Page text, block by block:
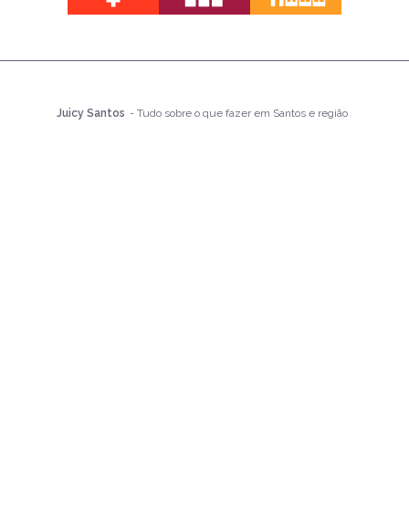
Juicy Santos - Tudo sobre o que fazer em Santos e região